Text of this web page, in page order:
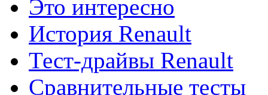
Это интересно
История Renault
Тест-драйвы Renault
Сравнительные тесты